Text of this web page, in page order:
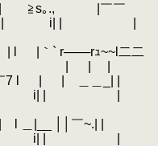
≧s｡., |￣￣
二i| | | i| | |
|｀` r───rｭ~~l二二
| | i| | | | |
l | | ＿＿_| |
‐' | | i| | |
|__ ││￣~.| |
i| | | i| | |